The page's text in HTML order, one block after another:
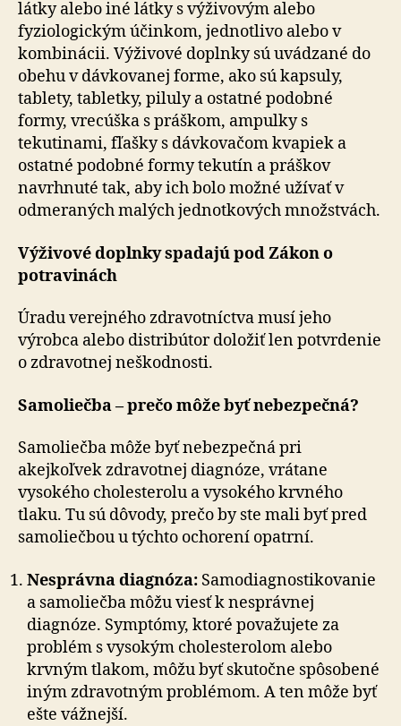
látky alebo iné látky s výživovým alebo
fyziologickým účinkom, jednotlivo alebo v
kombinácii. Výživové doplnky sú uvádzané do
obehu v dávkovanej forme, ako sú kapsuly,
tablety, tabletky, piluly a ostatné podobné
formy, vrecúška s práškom, ampulky s
tekutinami, fľašky s dávkovačom kvapiek a
ostatné podobné formy tekutín a práškov
navrhnuté tak, aby ich bolo možné užívať v
odmeraných malých jednotkových množstvách.
Výživové doplnky spadajú pod Zákon o
potravinách
Úradu verejného zdravotníctva musí jeho
výrobca alebo distribútor doložiť len potvrdenie
o zdravotnej neškodnosti.
Samoliečba – prečo môže byť nebezpečná?
Samoliečba môže byť nebezpečná pri
akejkoľvek zdravotnej diagnóze, vrátane
vysokého cholesterolu a vysokého krvného
tlaku. Tu sú dôvody, prečo by ste mali byť pred
samoliečbou u týchto ochorení opatrní.
Nesprávna diagnóza: Samodiagnostikovanie
a samoliečba môžu viesť k nesprávnej
diagnóze. Symptómy, ktoré považujete za
problém s vysokým cholesterolom alebo
krvným tlakom, môžu byť skutočne spôsobené
iným zdravotným problémom. A ten môže byť
ešte vážnejší.